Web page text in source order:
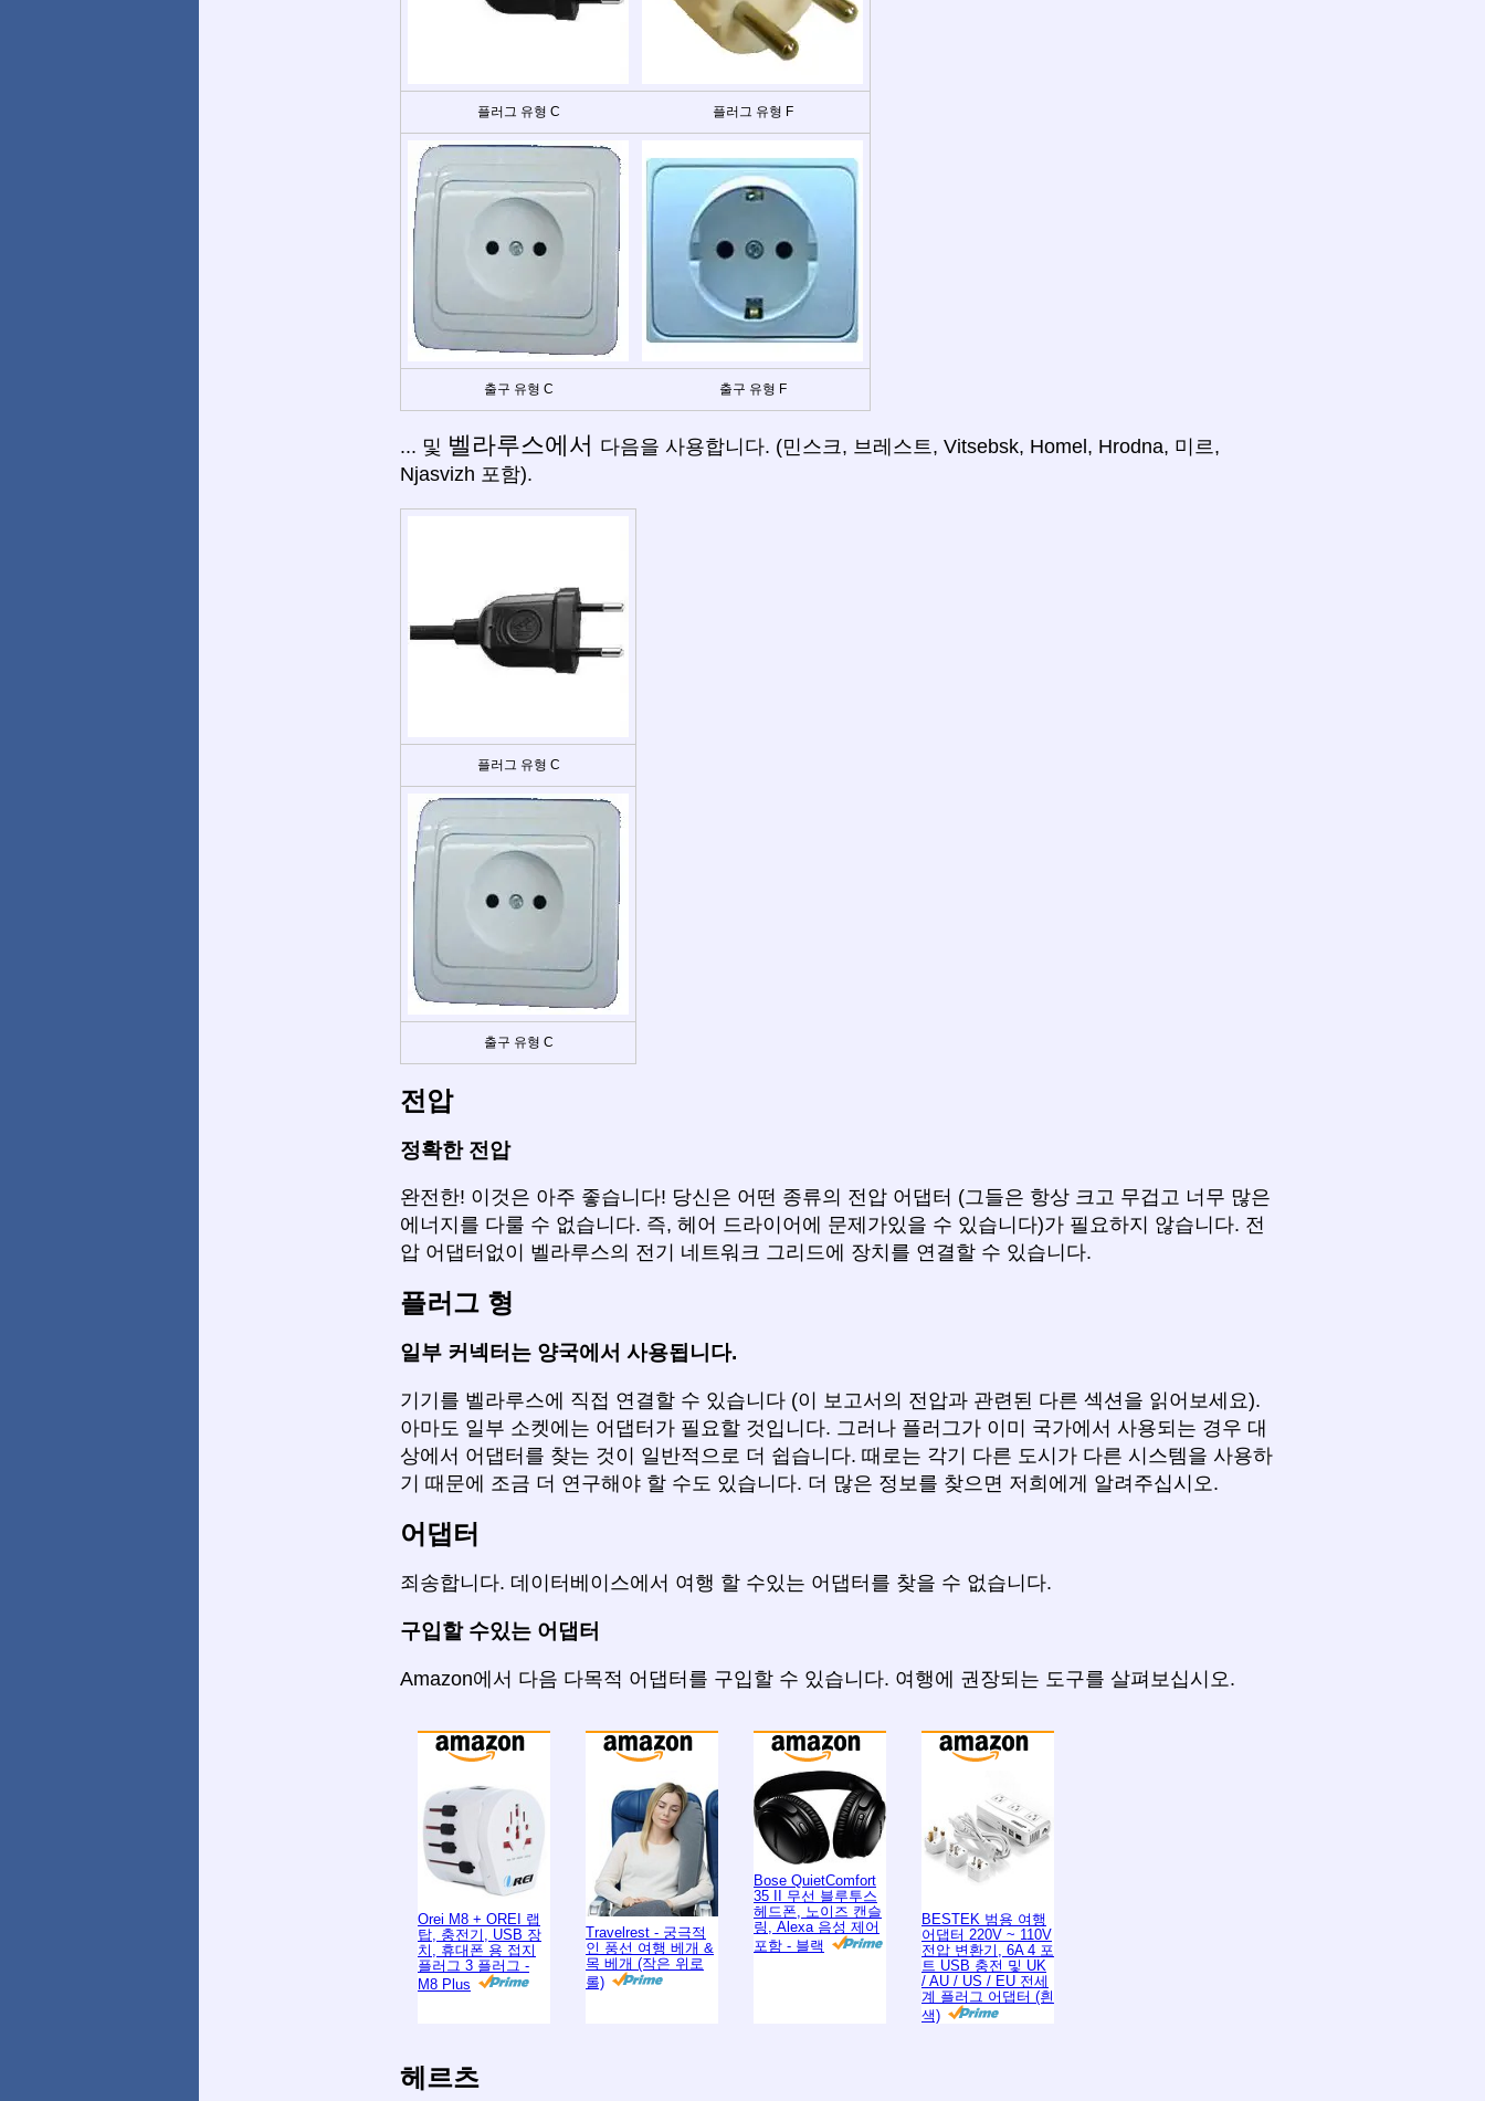
플러그 유형 C 플러그 유형 F
출구 유형 C 출구 유형 F
... 및 벨라루스에서 다음을 사용합니다. (민스크, 브레스트, Vitsebsk, Homel, Hrodna, 미르,
Njasvizh 포함).
플러그 유형 C
출구 유형 C
전압
정확한 전압
완전한! 이것은 아주 좋습니다! 당신은 어떤 종류의 전압 어댑터 (그들은 항상 크고 무겁고 너무 많은
에너지를 다룰 수 없습니다. 즉, 헤어 드라이어에 문제가있을 수 있습니다)가 필요하지 않습니다. 전
압 어댑터없이 벨라루스의 전기 네트워크 그리드에 장치를 연결할 수 있습니다.
플러그 형
일부 커넥터는 양국에서 사용됩니다.
기기를 벨라루스에 직접 연결할 수 있습니다 (이 보고서의 전압과 관련된 다른 섹션을 읽어보세요).
아마도 일부 소켓에는 어댑터가 필요할 것입니다. 그러나 플러그가 이미 국가에서 사용되는 경우 대
상에서 어댑터를 찾는 것이 일반적으로 더 쉽습니다. 때로는 각기 다른 도시가 다른 시스템을 사용하
기 때문에 조금 더 연구해야 할 수도 있습니다. 더 많은 정보를 찾으면 저희에게 알려주십시오.
어댑터
죄송합니다. 데이터베이스에서 여행 할 수있는 어댑터를 찾을 수 없습니다.
구입할 수있는 어댑터
Amazon에서 다음 다목적 어댑터를 구입할 수 있습니다. 여행에 권장되는 도구를 살펴보십시오.
Orei M8 + OREI 랩
탑, 충전기, USB 장
치, 휴대폰 용 접지
플러그 3 플러그 -
M8 Plus
Travelrest - 궁극적
인 풍선 여행 베개 &
목 베개 (작은 위로
롤)
Bose QuietComfort
35 II 무선 블루투스
헤드폰, 노이즈 캔슬
링, Alexa 음성 제어
포함 - 블랙
BESTEK 범용 여행
어댑터 220V ~ 110V
전압 변환기, 6A 4 포
트 USB 충전 및 UK
/ AU / US / EU 전세
계 플러그 어댑터 (흰
색)
헤르츠